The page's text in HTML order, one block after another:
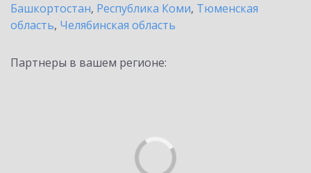
Башкортостан, Республика Коми, Тюменская
область, Челябинская область
Партнеры в вашем регионе: